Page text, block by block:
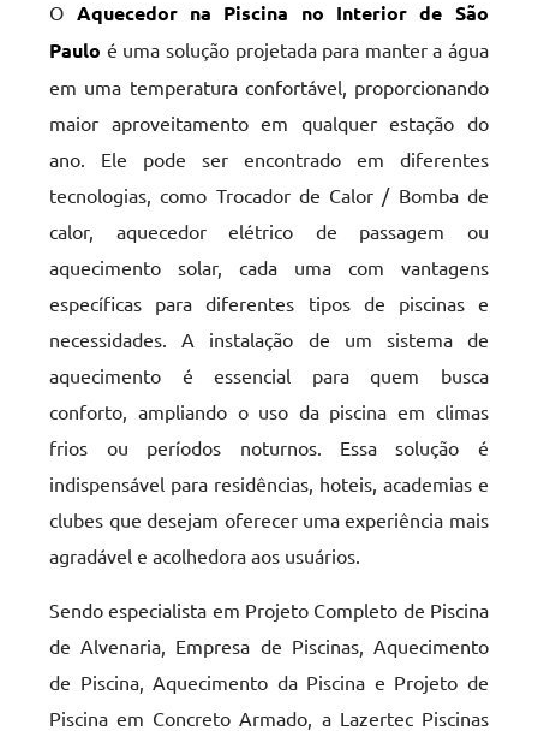
O Aquecedor na Piscina no Interior de São
Paulo é uma solução projetada para manter a água
em uma temperatura confortável, proporcionando
maior aproveitamento em qualquer estação do
ano. Ele pode ser encontrado em diferentes
tecnologias, como Trocador de Calor / Bomba de
calor, aquecedor elétrico de passagem ou
aquecimento solar, cada uma com vantagens
específicas para diferentes tipos de piscinas e
necessidades. A instalação de um sistema de
aquecimento é essencial para quem busca
conforto, ampliando o uso da piscina em climas
frios ou períodos noturnos. Essa solução é
indispensável para residências, hoteis, academias e
clubes que desejam oferecer uma experiência mais
agradável e acolhedora aos usuários.
Sendo especialista em Projeto Completo de Piscina
de Alvenaria, Empresa de Piscinas, Aquecimento
de Piscina, Aquecimento da Piscina e Projeto de
Piscina em Concreto Armado, a Lazertec Piscinas